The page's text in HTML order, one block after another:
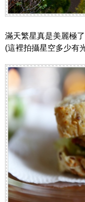
滿天繁星真是美麗極了
(這裡拍攝星空多少有